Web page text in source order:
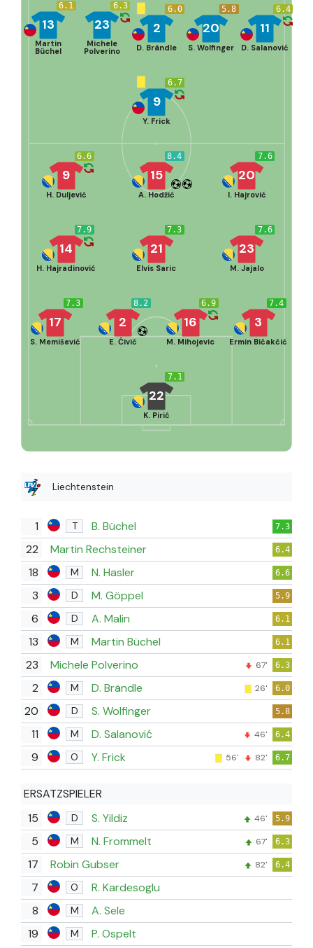
6.4
11
D. Salanović
5.8
20
S. Wolfinger
6.0
2
D. Brändle
6.3
23
Michele
Polverino
6.1
13
Martin
Büchel
6.7
9
Y. Frick
7.1
22
K. Pirić
7.3
17
S. Memišević
8.2
2
E. Ćivić
6.9
16
M. Mihojevic
7.4
3
Ermin Bičakčić
7.9
14
H. Hajradinović
7.3
21
Elvis Saric
7.6
23
M. Jajalo
6.6
9
H. Duljević
8.4
15
A. Hodžić
7.6
20
I. Hajrović
Liechtenstein
1 T B. Büchel 7.3
22 Martin Rechsteiner 6.4
18 M N. Hasler 6.6
3 D M. Göppel 5.9
6 D A. Malin 6.1
13 M Martin Büchel 6.1
23 Michele Polverino 67' 6.3
2 M D. Brändle 26' 6.0
20 D S. Wolfinger 5.8
11 M D. Salanović 46' 6.4
9 O Y. Frick 56' 82' 6.7
ERSATZSPIELER
15
D S. Yildiz 46' 5.9
5 M N. Frommelt 67' 6.3
17 Robin Gubser 82' 6.4
7 O
R. Kardesoglu
8
M
A. Sele
19
M P. Ospelt